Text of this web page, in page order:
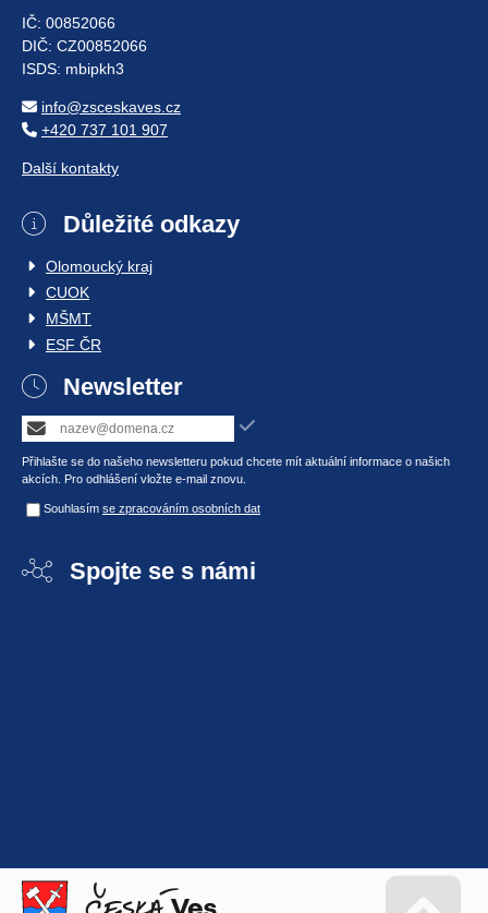
IČ: 00852066
DIČ: CZ00852066
ISDS: mbipkh3
info@zsceskaves.cz
+420 737 101 907
Další kontakty
Důležité odkazy
Olomoucký kraj
CUOK
MŠMT
ESF ČR
Newsletter
Přihlašte se do našeho newsletteru pokud chcete mít aktuální informace o našich
akcích. Pro odhlášení vložte e-mail znovu.
Souhlasím se zpracováním osobních dat
Spojte se s námi